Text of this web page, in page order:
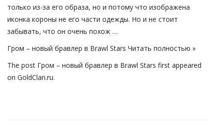
только из-за его образа, но и потому что изображена
иконка короны не его части одежды. Но и не стоит
забывать, что он очень похож …
Гром – новый бравлер в Brawl Stars Читать полностью »
The post Гром – новый бравлер в Brawl Stars first appeared
on GoldClan.ru.